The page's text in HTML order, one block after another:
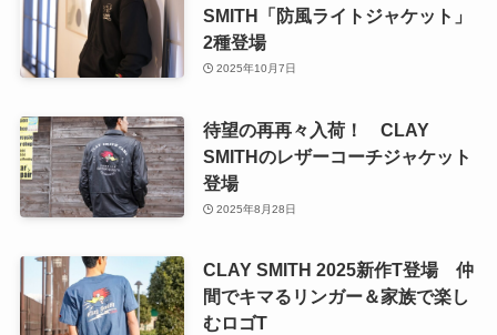
SMITH「防風ライトジャケット」
2種登場
2025年10月7日
待望の再再々入荷！ CLAY
SMITHのレザーコーチジャケット
登場
2025年8月28日
CLAY SMITH 2025新作T登場 仲
間でキマるリンガー＆家族で楽し
むロゴT